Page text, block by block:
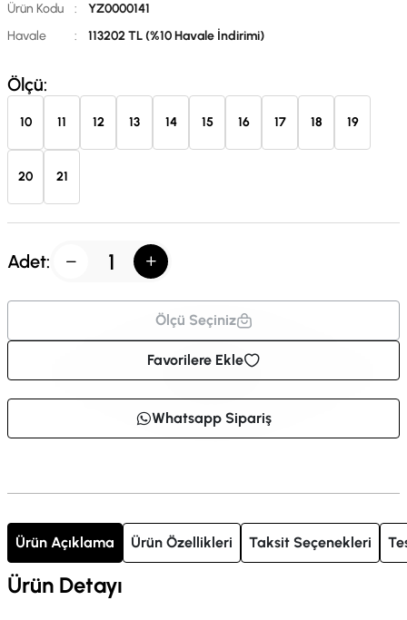
Ürün Kodu :
YZ0000141
Havale
: 113202 TL (%10 Havale İndirimi)
Ölçü:
10 11 12 13 14 15 16 17 18 19
20 21
Adet:
Ölçü Seçiniz
Favorilere Ekle
Whatsapp Sipariş
Ürün Açıklama Ürün Özellikleri Taksit Seçenekleri
Ürün Detayı